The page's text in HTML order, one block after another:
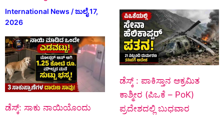
International News /ಜುಲೈ 17,
2026
ಡೆಸ್ಕ್: ಸಾಕು ನಾಯಿಯೊಂದು
ಡೆಸ್ಕ್‌ : ಪಾಕಿಸ್ತಾನ ಆಕ್ರಮಿತ
ಕಾಶ್ಮೀರ (ಪಿಒಕೆ – PoK)
ಪ್ರದೇಶದಲ್ಲಿ ಬುಧವಾರ